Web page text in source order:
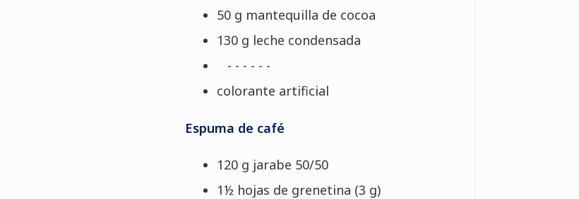
50 g mantequilla de cocoa
130 g leche condensada
- - - - - -
colorante artificial
Espuma de café
120 g jarabe 50/50
1½ hojas de grenetina (3 g)